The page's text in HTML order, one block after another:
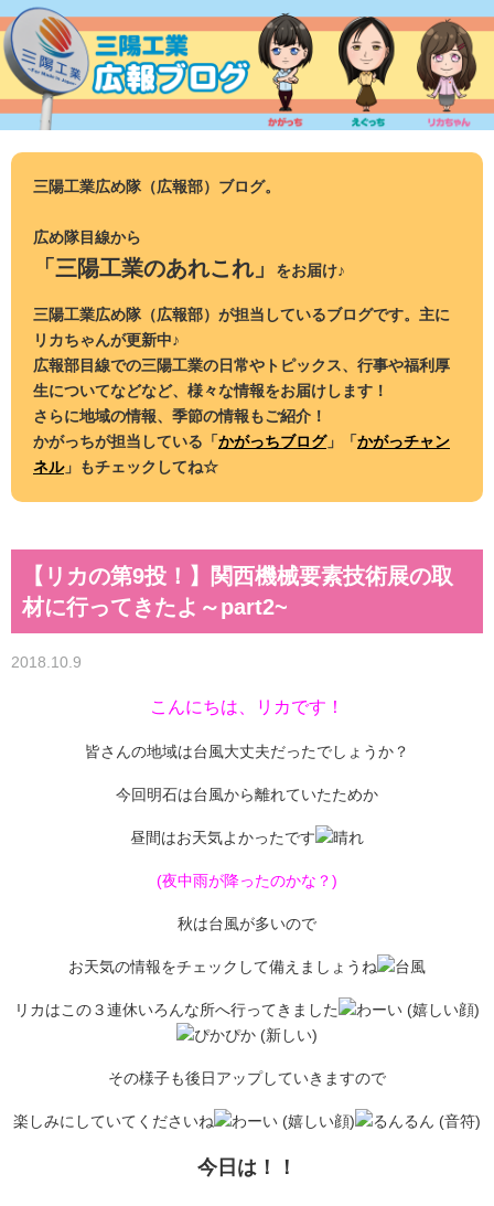
ン
テ
ツ
三陽工業広め隊（広報部）ブログ。
広め隊目線から
「三陽工業のあれこれ」 をお届け♪
三陽工業広め隊（広報部）が担当しているブログです。主に
リカちゃんが更新中♪
広報部目線での三陽工業の日常やトピックス、行事や福利厚
生についてなどなど、様々な情報をお届けします！
さらに地域の情報、季節の情報もご紹介！
かがっちが担当している「かがっちブログ」「かがっチャン
ネル」もチェックしてね☆
【リカの第9投！】関西機械要素技術展の取
材に行ってきたよ～part2~
2018.10.9
こんにちは、リカです！
皆さんの地域は台風大丈夫だったでしょうか？
今回明石は台風から離れていたためか
昼間はお天気よかったです
(夜中雨が降ったのかな？)
秋は台風が多いので
お天気の情報をチェックして備えましょうね
リカはこの３連休いろんな所へ行ってきました
その様子も後日アップしていきますので
楽しみにしていてくださいね
今日は！！